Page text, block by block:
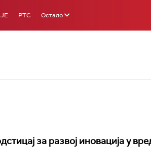
РТС Остало
за развој иновација у